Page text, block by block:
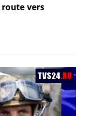
route vers